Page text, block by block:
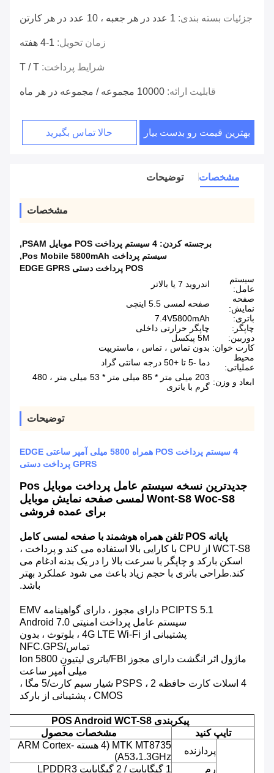
جزئیات بسته بندی: 1 عدد در هر جعبه ، 10 عدد در هر کارتن
زمان تحویل: 1-4 هفته
شرایط پرداخت: T / T
قابلیت ارائه: 10000 مجموعه / مجموعه در هر ماه
بهترین قیمت رو بدست بیار حالا تماس بگیرید
مشخصات توضیحات
مشخصات
برجسته کردن: 4 سیستم پرداخت POS موبایل PSAM
,
سیستم پرداخت Pos Mobile 5800mAh
,
POS پرداخت دستی EDGE GPRS
سیستم
عامل:
اندروید 7 یا بالاتر
صفحه
نمایش:
صفحه لمسی 5.5 اینچی
باتری:
7.4V5800mAh
چاپگر:
چاپگر حرارتی داخلی
دوربین:
5M پیکسل
کارت خوان: بدون تماس ، تماس ، ماستریپت
محیط
عملیاتی:
دما -5 تا +50 درجه سانتی گراد
ابعاد و وزن:
203 میلی متر * 85 میلی متر * 53 میلی متر ، 480
گرم با باتری
توضیحات
4 سیستم پرداخت POS همراه 5800 میلی آمپر ساعتی EDGE
GPRS پرداخت دستی
جدیدترین نسخه سیستم عامل پرداخت موبایل Pos
Wont-S8 Woc-S8 لمسی صفحه نمایش موبایل
برای عمده فروشی
پایانه POS تلفن همراه هوشمند با صفحه لمسی کامل
WCT-S8 از CPU با کارایی بالا استفاده می کند و پرداخت ،
اسکن بارکد و چاپگر با سرعت بالا را در یک بدنه ادغام می
کند.طراحی باتری با حجم زیاد باعث می شود عملکرد بهتر
باشد.
PCIPTS 5.1 دارای مجوز ، دارای گواهینامه EMV
سیستم عامل پرداخت امنیتی Android 7.0
پشتیبانی از 4G LTE Wi-Fi ، بلوتوث ، بدون
تماس/NFC.GPS
ماژول اثر انگشت دارای مجوز FBI/باتری لیتیون lon 5800
میلی آمپر ساعت
4 اسلات کارت حافظه PSPS ، 2 شیار سیم کارت/5 مگا ،
CMOS ، پشتیبانی از بارکد
پیکربندی POS Android WCT-S8
تایپ کنید
مشخصات محصول
پردازنده
MTK MT8735 (4 هسته ARM Cortex-
A53،1.3GHz)
رم
1 گیگابایت / 2 گیگابایت LPDDR3